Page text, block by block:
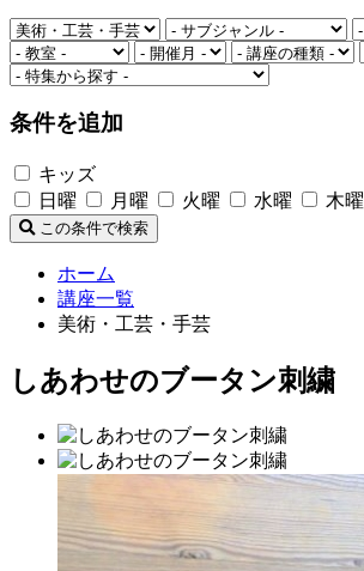
条件を追加
キッズ
日曜
月曜 火曜 水曜 木曜
この条件で検索
ホーム
講座一覧
美術・工芸・手芸
しあわせのブータン刺繍